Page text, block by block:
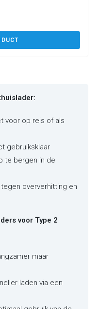
voor op reis of als
gebruiksklaar
te bergen in de
oververhitting en
voor Type 2
maar
laden via een